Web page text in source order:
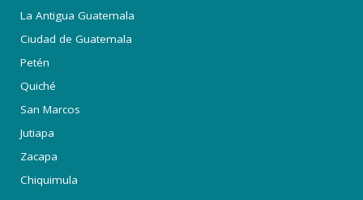
La Antigua Guatemala
Ciudad de Guatemala
Petén
Quiché
San Marcos
Jutiapa
Zacapa
Chiquimula